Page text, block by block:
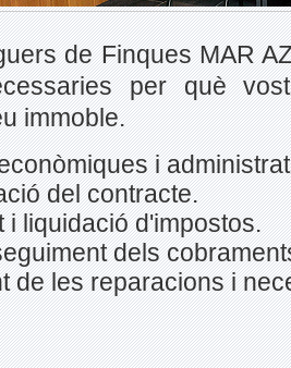
de Finques MAR
per què
immoble.
i
del contracte.
i liquidació d'impostos.
dels
de les reparacions i